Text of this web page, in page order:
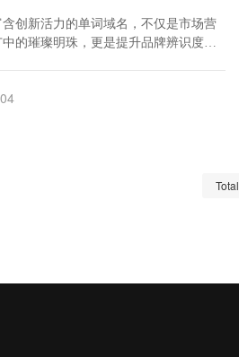
创新活力的单词域名，不仅是市场营
的璀璨明珠，更是提升品牌辨识度与
Total